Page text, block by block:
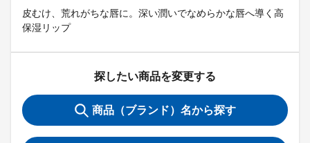
皮むけ、荒れがちな唇に。深い潤いでなめらかな唇へ導く高
保湿リップ
探したい商品を変更する
商品（ブランド）名から探す